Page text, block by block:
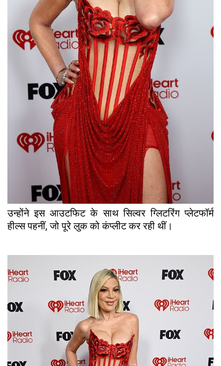
उन्होंने इस आउटफिट के साथ सिल्वर ग्लिटरिंग प्लेटफॉर्म
हील्स पहनीं, जो पूरे लुक को कंप्लीट कर रही थीं।